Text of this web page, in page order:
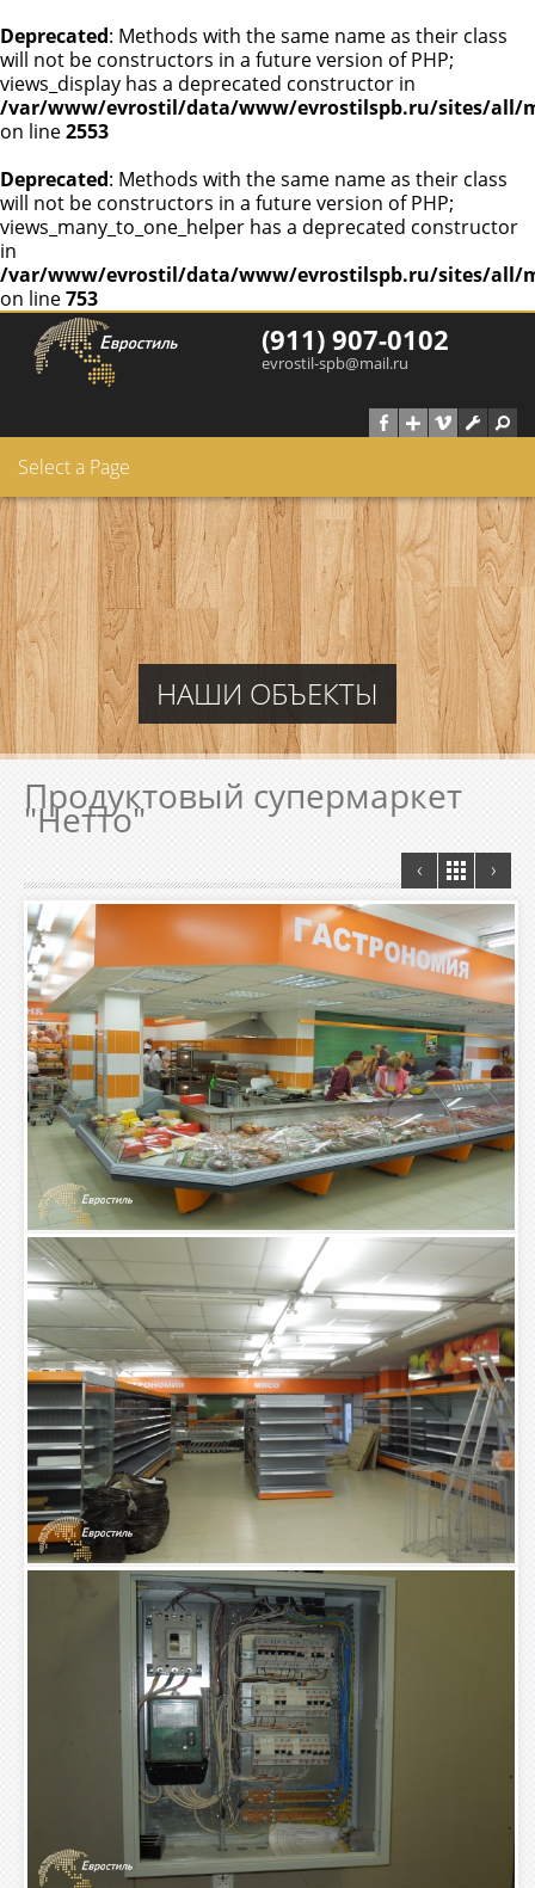
Deprecated: Methods with the same name as their class
will not be constructors in a future version of PHP;
views_display has a deprecated constructor in
/var/www/evrostil/data/www/evrostilspb.ru/sites/all/
on line2553
Deprecated: Methods with the same name as their class
will not be constructors in a future version of PHP;
views_many_to_one_helper has a deprecated constructor
in
/var/www/evrostil/data/www/evrostilspb.ru/sites/all/
on line753
Перейти к основному содержанию(911) 907-0102
evrostil-spb@mail.ru
Select a Page
НАШИ ОБЪЕКТЫ
Продуктовый супермаркет
"Нетто"
‹ ›